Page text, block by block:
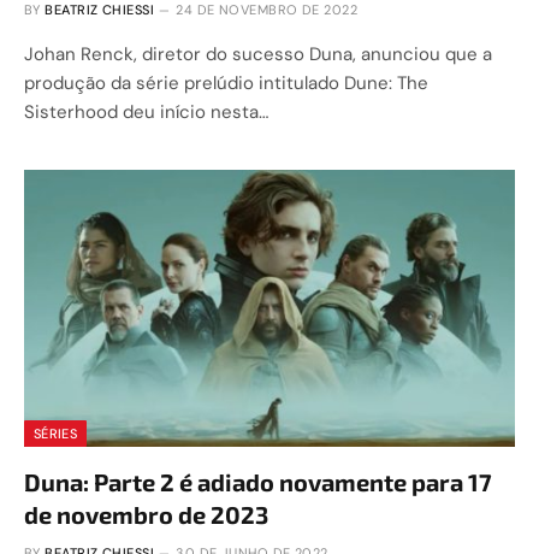
BY BEATRIZ CHIESSI 24 DE NOVEMBRO DE 2022
Johan Renck, diretor do sucesso Duna, anunciou que a
produção da série prelúdio intitulado Dune: The
Sisterhood deu início nesta…
SÉRIES
Duna: Parte 2 é adiado novamente para 17
de novembro de 2023